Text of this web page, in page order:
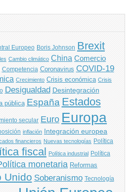
Europeo Boris Johnson Brexit
Cambio climático China Comercio
Competencia Coronavirus COVID-19
Crecimiento Crisis económica Crisis
Desigualdad Desintegración
pública España Estados
secular Euro Europa
inflación Integración europea
financieros Nuevas tecnologías Política
fiscal Política industrial Política
monetaria Reformas
Unido Soberanismo Tecnología